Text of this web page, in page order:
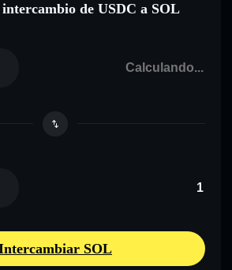
de USDC a SOL
SOL